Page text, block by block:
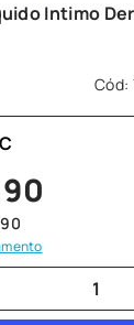
Intimo
Cód:
90
90